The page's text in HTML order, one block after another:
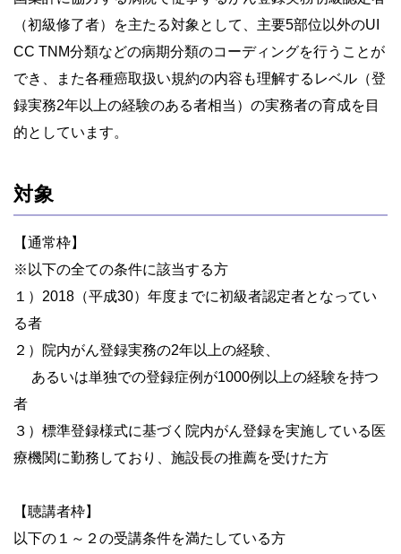
（初級修了者）を主たる対象として、主要5部位以外のUI
CC TNM分類などの病期分類のコーディングを行うことが
でき、また各種癌取扱い規約の内容も理解するレベル（登
録実務2年以上の経験のある者相当）の実務者の育成を目
的としています。
対象
【通常枠】
※以下の全ての条件に該当する方
１）2018（平成30）年度までに初級者認定者となってい
る者
２）院内がん登録実務の2年以上の経験、
あるいは単独での登録症例が1000例以上の経験を持つ
者
３）標準登録様式に基づく院内がん登録を実施している医
療機関に勤務しており、施設長の推薦を受けた方
【聴講者枠】
以下の１～２の受講条件を満たしている方